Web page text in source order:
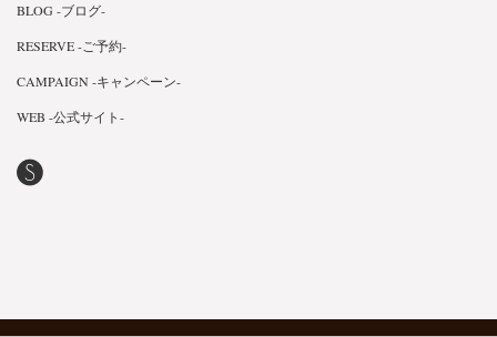
BLOG -ブログ-
RESERVE -ご予約-
CAMPAIGN -キャンペーン-
WEB -公式サイト-